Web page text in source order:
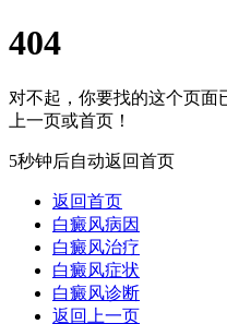
404
对不起，你要找的这个页面
上一页或首页！
5秒钟后自动返回首页
返回首页
白癜风病因
白癜风治疗
白癜风症状
白癜风诊断
返回上一页